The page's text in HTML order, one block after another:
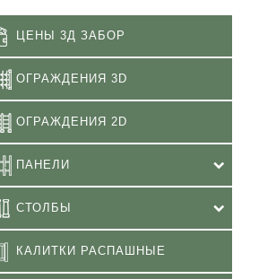
ЦЕНЫ 3Д ЗАБОР
ОГРАЖДЕНИЯ 3D
ОГРАЖДЕНИЯ 2D
ПАНЕЛИ
СТОЛБЫ
КАЛИТКИ РАСПАШНЫЕ